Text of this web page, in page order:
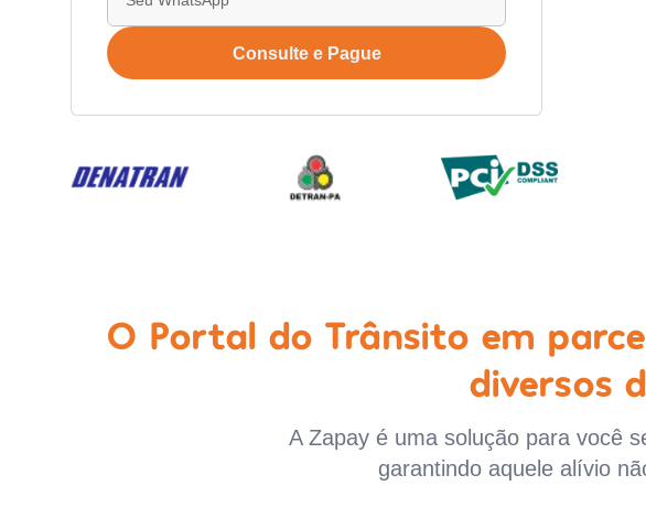
Consulte e Pague
O Portal do Trânsito em
diversos
A Zapay é uma solução para você
garantindo aquele alívio